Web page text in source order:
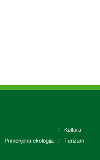
Primenjena ekologija
Kultura
Turizam